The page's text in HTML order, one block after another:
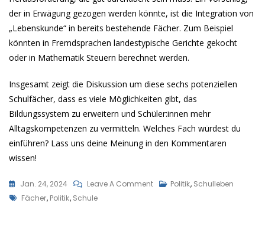
der in Erwägung gezogen werden könnte, ist die Integration von
„Lebenskunde“ in bereits bestehende Fächer. Zum Beispiel
könnten in Fremdsprachen landestypische Gerichte gekocht
oder in Mathematik Steuern berechnet werden.
Insgesamt zeigt die Diskussion um diese sechs potenziellen
Schulfächer, dass es viele Möglichkeiten gibt, das
Bildungssystem zu erweitern und Schüler:innen mehr
Alltagskompetenzen zu vermitteln. Welches Fach würdest du
einführen? Lass uns deine Meinung in den Kommentaren
wissen!
Jan. 24, 2024 Leave A CommentOn
Politik, Schulleben
Tags
Fächer, Politik, Schule